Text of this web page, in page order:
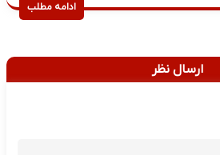
ادامه مطلب
ارسال نظر